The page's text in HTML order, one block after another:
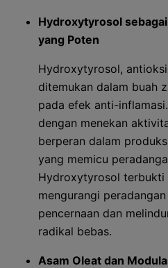
Hydroxytyrosol
yang Poten
Hydroxytyrosol,
ditemukan dalam buah
pada efek anti-
dengan menekan
berperan dalam
yang memicu
Hydroxytyrosol terbukti
mengurangi
pencernaan dan
radikal bebas.
Asam Oleat dan